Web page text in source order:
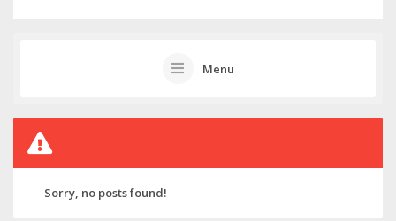
Menu
Sorry, no posts found!